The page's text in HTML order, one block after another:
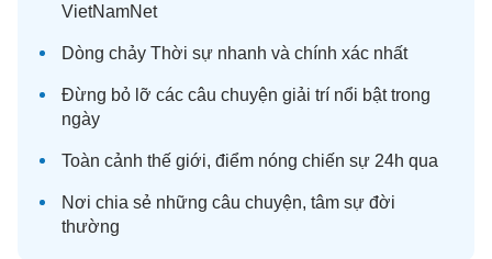
VietNamNet
Dòng chảy Thời sự nhanh và chính xác nhất
Đừng bỏ lỡ các câu chuyện giải trí nổi bật trong
ngày
Toàn cảnh thế giới, điểm nóng chiến sự 24h qua
Nơi chia sẻ những câu chuyện, tâm sự đời
thường